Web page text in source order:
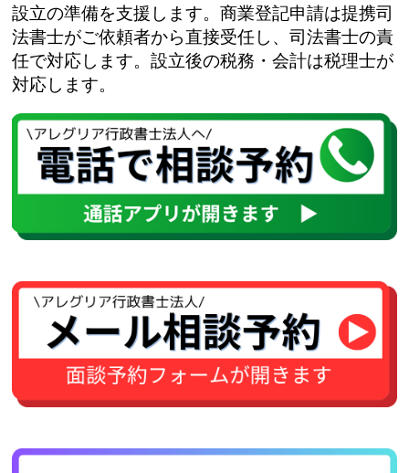
設立の準備を支援します。商業登記申請は提携司
法書士がご依頼者から直接受任し、司法書士の責
任で対応します。設立後の税務・会計は税理士が
対応します。